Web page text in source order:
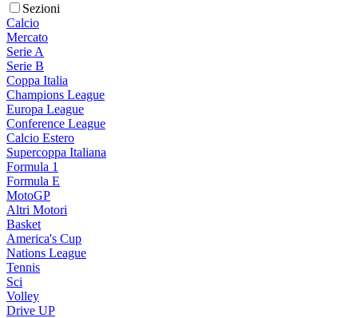
Sezioni
Calcio
Mercato
Serie A
Serie B
Coppa Italia
Champions League
Europa League
Conference League
Calcio Estero
Supercoppa Italiana
Formula 1
Formula E
MotoGP
Altri Motori
Basket
America's Cup
Nations League
Tennis
Sci
Volley
Drive UP